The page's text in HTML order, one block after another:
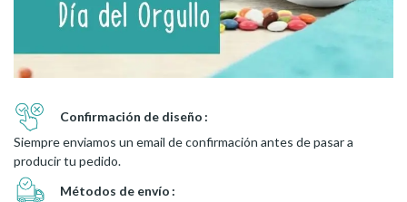
Confirmación de diseño
Siempre enviamos un email de confirmación antes de pasar a
producir tu pedido.
Métodos de envío